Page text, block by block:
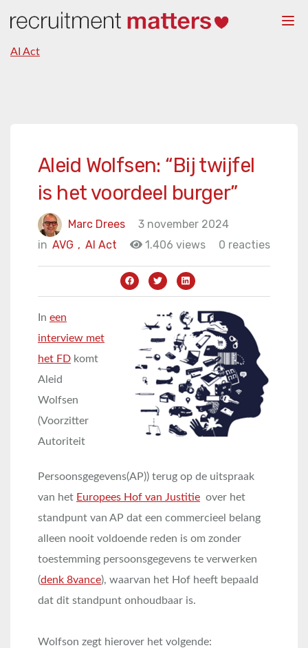
AI Act
Aleid Wolfsen: “Bij twijfel
is het voordeel burger”
Marc Drees
3 november 2024
in
AI Act
AVG , 1.406 views 0 reacties
In een
interview met
het FD komt
Aleid
Wolfsen
(Voorzitter
Autoriteit
Persoonsgegevens(AP)) terug op de uitspraak
van het Europees Hof van Justitie over het
standpunt van AP dat een commercieel belang
alleen nooit voldoende reden is om zonder
toestemming persoonsgegevens te verwerken
(denk 8vance), waarvan het Hof heeft bepaald
dat dit standpunt onhoudbaar is.
Wolfson zegt hierover het volgende: